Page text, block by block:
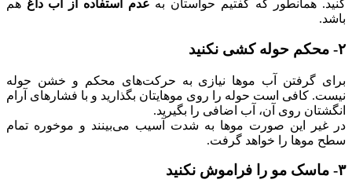
کنید. همانطور که گفتیم حواستان به عدم استفاده از آب داغ هم
باشد.
۲- محکم حوله کشی نکنید
برای گرفتن آب موها نیازی به حرکت‌های محکم و خشن حوله
نیست. کافی است حوله را روی موهایتان بگذارید و با فشارهای آرام
انگشتان روی آن، آب اضافی را بگیرید.
در غیر این صورت موها به شدت آسیب می‌بینند و موخوره تمام
سطح موها را خواهد گرفت.
۳- ماسک مو را فراموش نکنید